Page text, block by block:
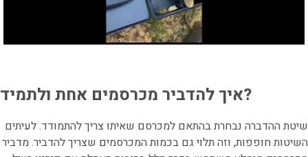
איך להדביר מכרסמיםאחת ולתמיד?
שיטת ההדברה נבחרת בהתאם למכרסם שאיתו צריך להתמודד. לעיתים
השיטות חופפות, וזה תלוי גם בכמות המכרסמים שצריך להדביר. מדביר